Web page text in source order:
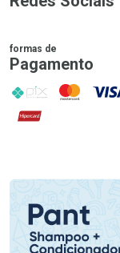
formas de
Pagamento
PIX MasterCard
VISA
Hipercard
Promoção